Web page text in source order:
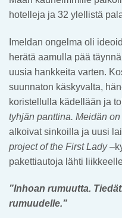
hotelleja ja 32 ylellistä
Imeldan ongelma oli
herätä aamulla pää
uusia hankkeita varten.
suunnaton käskyvalta,
koristellulla kädellään ja
tyhjän panttina. Meidän
alkoivat sinkoilla ja uusi
project of the First Lady –
pakettiautoja lähti
”Inhoan rumuutta.
rumuudelle.”